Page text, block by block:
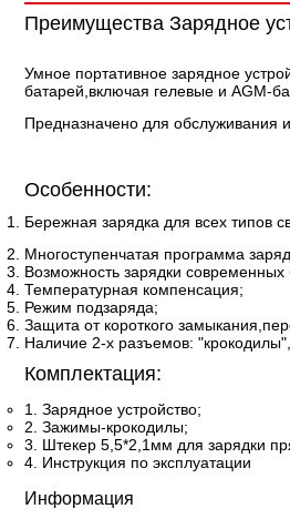
Преимущества Зарядное
Умное портативное зарядное
батарей,включая гелевые и AGM-
Предназначено для обслуживания
Особенности:
Бережная зарядка для всех типов
Многоступенчатая программа
Возможность зарядки
Температурная компенсация;
Режим подзаряда;
Защита от короткого
Наличие 2-х разъемов:
Комплектация:
1. Зарядное устройство;
2. Зажимы-крокодилы;
3. Штекер 5,5*2,1мм для зарядки
4. Инструкция по эксплуатации
Информация